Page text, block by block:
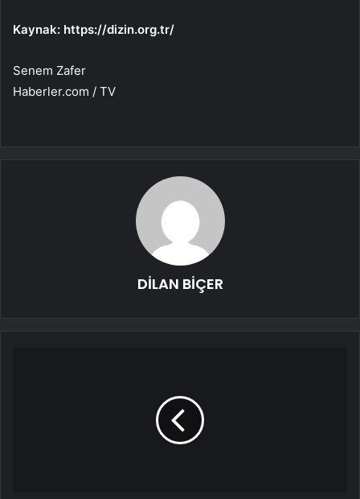
Kaynak: https://dizin.org.tr/
Senem Zafer
Haberler.com / TV
DİLAN BİÇER